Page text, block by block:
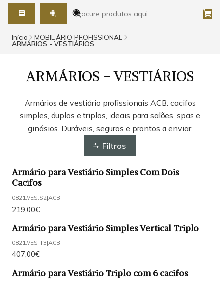
Início MOBILIÁRIO PROFISSIONAL
ARMÁRIOS - VESTIÁRIOS
ARMÁRIOS - VESTIÁRIOS
Armários de vestiário profissionais ACB: cacifos
simples, duplos e triplos, ideais para salões, spas e
ginásios. Duráveis, seguros e prontos a enviar.
Filtros
Armário para Vestiário Simples Com Dois
Cacifos
0821.VES.S2|ACB
219,00€
Armário para Vestiário Simples Vertical Triplo
0821.VES-T3|ACB
407,00€
Armário para Vestiário Triplo com 6 cacifos